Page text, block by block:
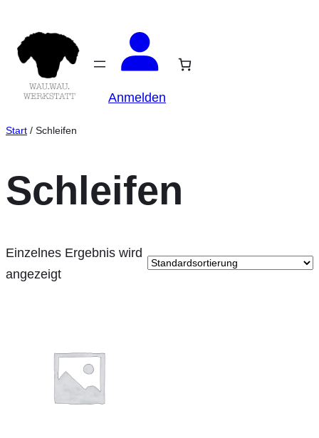
Inhalt
springen
Anmelden
Start / Schleifen
Schleifen
Einzelnes Ergebnis wird
angezeigt